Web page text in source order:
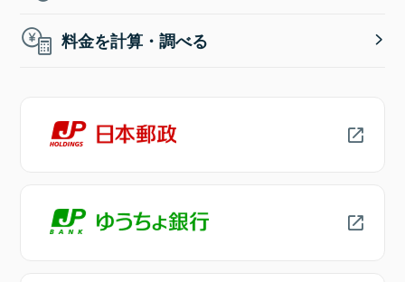
料金を計算・調べる